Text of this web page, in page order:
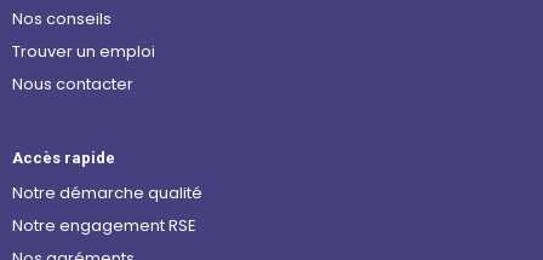
Nos conseils
Trouver un emploi
Nous contacter
Accès rapide
Notre démarche qualité
Notre engagement RSE